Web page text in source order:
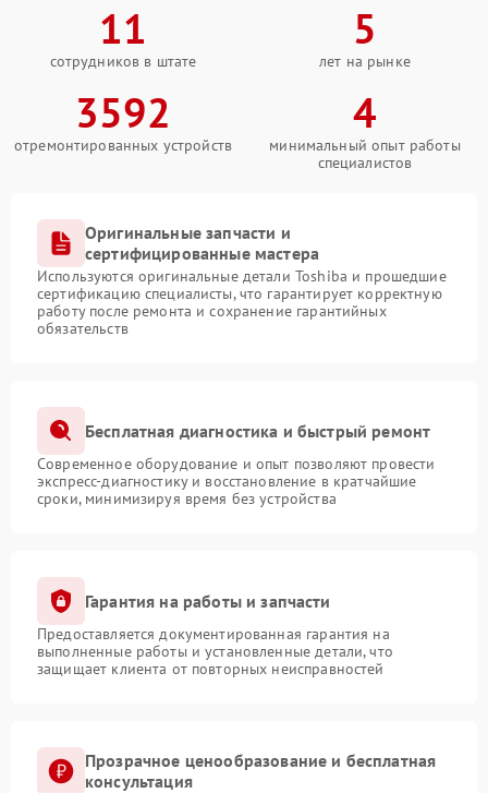
11
сотрудников в штате
5
лет на рынке
3592
отремонтированных устройств
4
минимальный опыт работы
специалистов
Оригинальные запчасти и
сертифицированные мастера
Используются оригинальные детали Toshiba и прошедшие
сертификацию специалисты, что гарантирует корректную
работу после ремонта и сохранение гарантийных
обязательств
Бесплатная диагностика и быстрый ремонт
Современное оборудование и опыт позволяют провести
экспресс-диагностику и восстановление в кратчайшие
сроки, минимизируя время без устройства
Гарантия на работы и запчасти
Предоставляется документированная гарантия на
выполненные работы и установленные детали, что
защищает клиента от повторных неисправностей
Прозрачное ценообразование и бесплатная
консультация